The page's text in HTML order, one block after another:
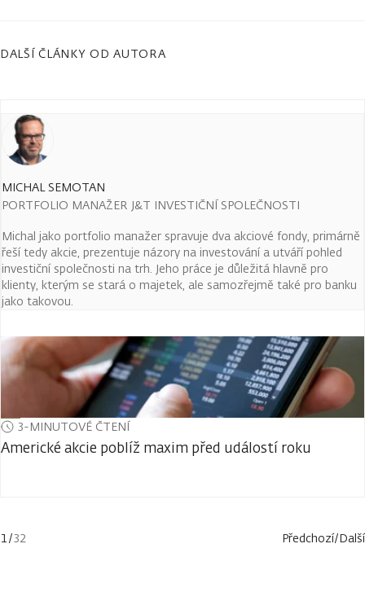
DALŠÍ ČLÁNKY OD AUTORA
MICHAL SEMOTAN
PORTFOLIO MANAŽER J&T INVESTIČNÍ SPOLEČNOSTI
Michal jako portfolio manažer spravuje dva akciové fondy, primárně
řeší tedy akcie, prezentuje názory na investování a utváří pohled
investiční společnosti na trh. Jeho práce je důležitá hlavně pro
klienty, kterým se stará o majetek, ale samozřejmě také pro banku
jako takovou.
3-MINUTOVÉ ČTENÍ
Americké akcie poblíž maxim před událostí roku
1/32 Předchozí/Další